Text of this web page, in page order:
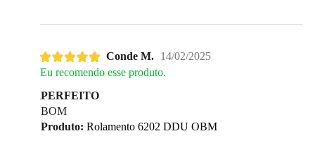
Conde M.
14/02/2025
Eu recomendo esse produto.
PERFEITO
BOM
Produto: Rolamento 6202 DDU OBM